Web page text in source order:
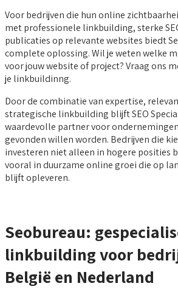
Voor bedrijven die hun online
met professionele linkbuilding, sterke
publicaties op relevante websites biedt
complete oplossing. Wil je weten welke
voor jouw website of project? Vraag ons
je linkbuildinng.
Door de combinatie van expertise,
strategische linkbuilding blijft SEO
waardevolle partner voor
gevonden willen worden. Bedrijven die
investeren niet alleen in hogere posities
vooral in duurzame online groei die op
blijft opleveren.
Seobureau:
linkbuilding voor
België en Nederland